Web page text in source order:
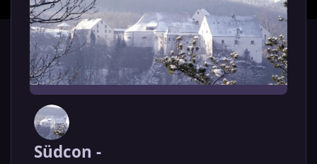
Südcon -